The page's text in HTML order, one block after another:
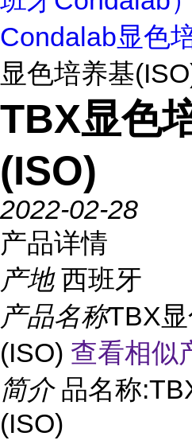
Condalab显色
显色培养基
TBX显色
(ISO)
2022-02-28
产品详情
产地 西班牙
产品名称TBX
(ISO) 查看相似
简介 品名称
(ISO)